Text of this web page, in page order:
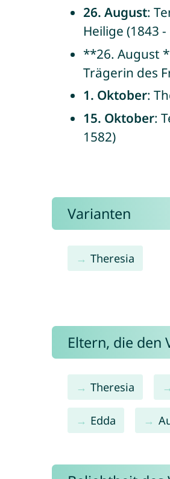
26. August:
Heilige (1843 -
**26. August
Trägerin des
1. Oktober:
15. Oktober:
1582)
Varianten
Theresia
Eltern, die den
Theresia
Edda